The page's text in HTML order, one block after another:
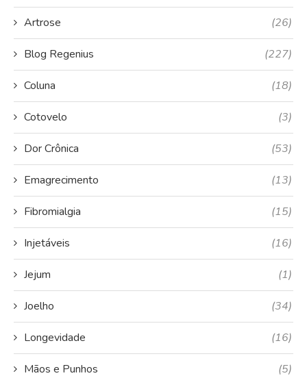
Artrose (26)
Blog Regenius (227)
Coluna (18)
Cotovelo (3)
Dor Crônica (53)
Emagrecimento (13)
Fibromialgia (15)
Injetáveis (16)
Jejum (1)
Joelho (34)
Longevidade (16)
Mãos e Punhos (5)